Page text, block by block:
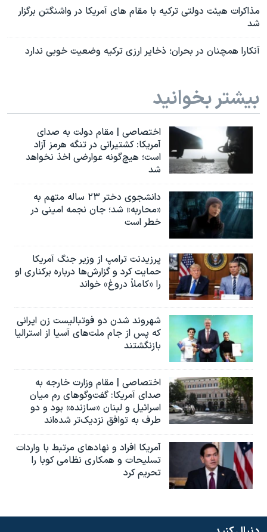
مذاکرات هیئت دولتی ترکیه با مقام های آمریکا در واشنگتن برگزار
شد
آنکارا همچنان در بحران؛ ذخایر ارزی ترکیه وضعیت خوبی ندارد
بیشتر بخوانید
اختصاصی | مقام دولت به صدای
آمریکا: کشتیرانی در تنگه هرمز آزاد
است؛ هیچ‌گونه عوارضی اخذ نخواهد
شد
دانشجوی دختر ۲۳ ساله متهم به
«محاربه» شد؛ جان نجمه امینی در
خطر است
پرزیدنت ترامپ از وزیر جنگ آمریکا
حمایت کرد و گزارش‌ها درباره برکناری او
را «کاملاً دروغ» خواند
شهروند شدن دو فوتبالیست زن ایرانی
که پس از جام ملت‌های آسیا از استرالیا
بازنگشتند
اختصاصی | مقام وزارت خارجه به
صدای آمریکا: گفت‌وگوهای رم میان
اسرائیل و لبنان «سازنده» بود و دو
طرف به توافق نزدیک‌تر شده‌اند
آمریکا افراد و نهادهای مرتبط با واردات
تسلیحات و همکاری نظامی کوبا را
تحریم کرد